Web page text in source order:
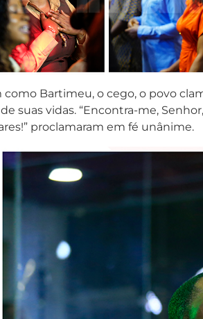
como Bartimeu, o cego, o povo
de suas vidas. “Encontra-me,
proclamaram em fé unânime.